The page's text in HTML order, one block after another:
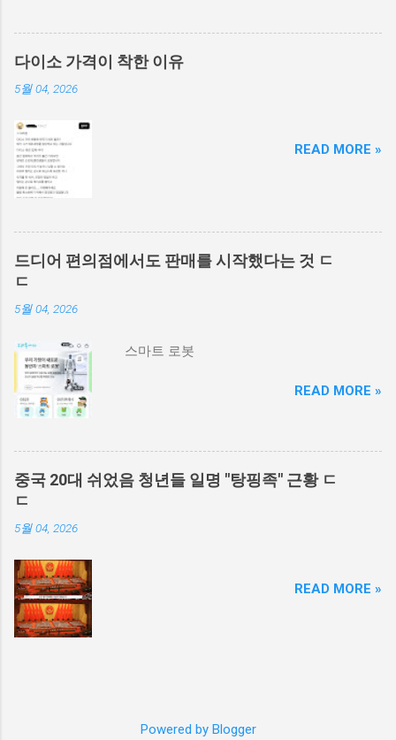
다이소 가격이 착한 이유
5월 04, 2026
READ MORE »
드디어 편의점에서도 판매를 시작했다는 것 ㄷ
ㄷ
5월 04, 2026
스마트 로봇
READ MORE »
중국 20대 쉬었음 청년들 일명 "탕핑족" 근황 ㄷ
ㄷ
5월 04, 2026
READ MORE »
Powered by Blogger